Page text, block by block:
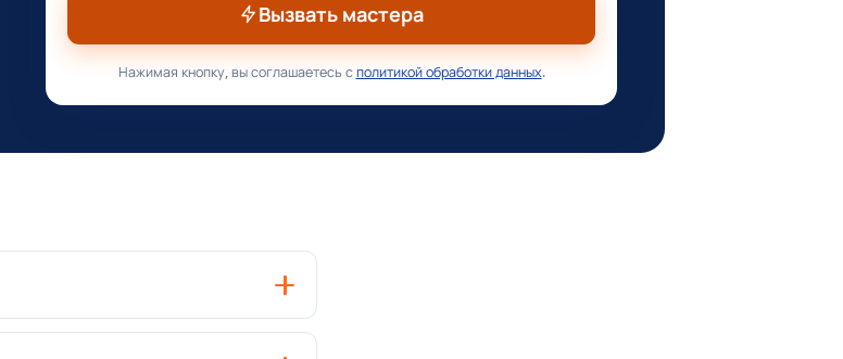
Вызвать мастера
Нажимая кнопку, вы соглашаетесь сполитикой обработки данных.